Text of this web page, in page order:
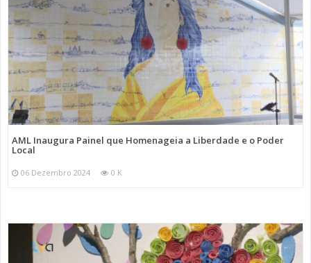
AML Inaugura Painel que Homenageia a Liberdade e o Poder
Local
06 Dezembro 2024 0 K